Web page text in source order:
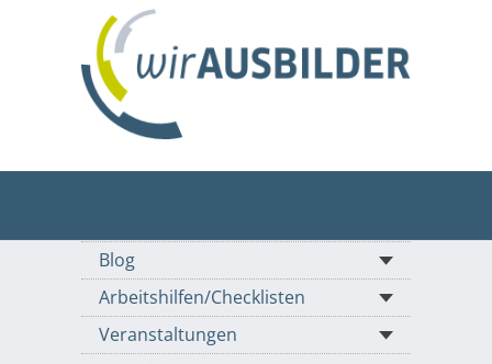
Blog
Arbeitshilfen/Checklisten
Veranstaltungen